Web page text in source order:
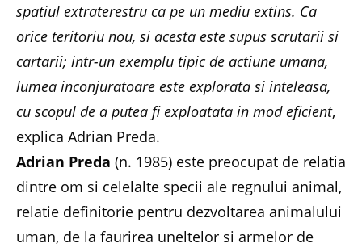
spatiul extraterestru ca pe un mediu extins. Ca
orice teritoriu nou, si acesta este supus scrutarii si
cartarii; intr-un exemplu tipic de actiune umana,
lumea inconjuratoare este explorata si inteleasa,
cu scopul de a putea fi exploatata in mod eficient,
explica Adrian Preda.
Adrian Preda (n. 1985) este preocupat de relatia
dintre om si celelalte specii ale regnului animal,
relatie definitorie pentru dezvoltarea animalului
uman, de la faurirea uneltelor si armelor de